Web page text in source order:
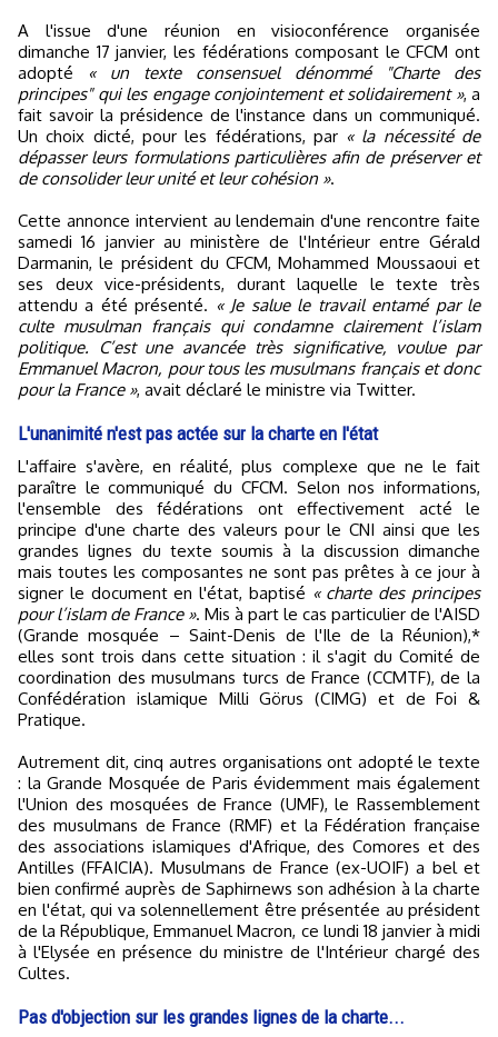
A l'issue d'une réunion en visioconférence organisée
dimanche 17 janvier, les fédérations composant le CFCM ont
adopté
« un texte consensuel dénommé "Charte des
principes" qui les engage conjointement et solidairement », a
fait savoir la présidence de l'instance dans un communiqué.
Un choix dicté, pour les fédérations, par « la nécessité de
dépasser leurs formulations particulières afin de préserver et
de consolider leur unité et leur cohésion ».
Cette annonce intervient au lendemain d'une rencontre faite
samedi 16 janvier au ministère de l'Intérieur entre Gérald
Darmanin, le président du CFCM, Mohammed Moussaoui et
ses deux vice-présidents, durant laquelle le texte très
attendu a été présenté. « Je salue le travail entamé par le
culte musulman français qui condamne clairement l’islam
politique. C’est une avancée très significative, voulue par
Emmanuel Macron, pour tous les musulmans français et donc
pour la France », avait déclaré le ministre via Twitter.
L'unanimité n'est pas actée sur la charte en l'état
L'affaire s'avère, en réalité, plus complexe que ne le fait
paraître le communiqué du CFCM. Selon nos informations,
l'ensemble des fédérations ont effectivement acté le
principe d'une charte des valeurs pour le CNI ainsi que les
grandes lignes du texte soumis à la discussion dimanche
mais toutes les composantes ne sont pas prêtes à ce jour à
signer le document en l'état, baptisé « charte des principes
pour l’islam de France ». Mis à part le cas particulier de l'AISD
(Grande mosquée – Saint-Denis de l'Ile de la Réunion),*
elles sont trois dans cette situation : il s'agit du Comité de
coordination des musulmans turcs de France (CCMTF), de la
Confédération islamique Milli Görus (CIMG) et de Foi &
Pratique.
Autrement dit, cinq autres organisations ont adopté le texte
: la Grande Mosquée de Paris évidemment mais également
l'Union des mosquées de France (UMF), le Rassemblement
des musulmans de France (RMF) et la Fédération française
des associations islamiques d'Afrique, des Comores et des
Antilles (FFAICIA). Musulmans de France (ex-UOIF) a bel et
bien confirmé auprès de Saphirnews son adhésion à la charte
en l'état, qui va solennellement être présentée au président
de la République, Emmanuel Macron, ce lundi 18 janvier à midi
à l'Elysée en présence du ministre de l'Intérieur chargé des
Cultes.
Pas d'objection sur les grandes lignes de la charte...